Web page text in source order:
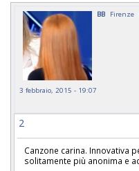
BB Firenze
3 febbraio, 2015 - 19:07
2
Canzone carina. Innovativa
solitamente più anonima e